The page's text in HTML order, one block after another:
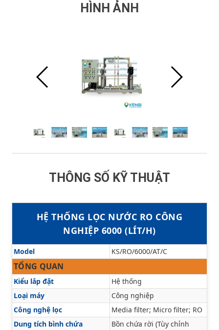
HÌNH ẢNH
THÔNG SỐ KỸ THUẬT
HỆ THỐNG LỌC NƯỚC RO CÔNG
NGHIỆP 6000 (LÍT/H)
Model KS/RO/6000/AT/C
TỔNG QUAN
Kiểu lắp đặt
Hệ thống
Loại máy
Công nghiệp
Công nghệ lọc
Media filter; Micro filter; RO
Dung tích bình chứa
Bồn chứa rời (Tùy chỉnh